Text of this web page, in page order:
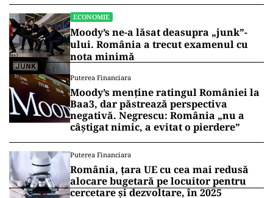
ECONOMIE
Moody’s ne-a lăsat deasupra „junk”-
ului. România a trecut examenul cu
nota minimă
Puterea Financiara
Moody’s menține ratingul României la
Baa3, dar păstrează perspectiva
negativă. Negrescu: România „nu a
câștigat nimic, a evitat o pierdere”
Puterea Financiara
România, țara UE cu cea mai redusă
alocare bugetară pe locuitor pentru
cercetare și dezvoltare, în 2025